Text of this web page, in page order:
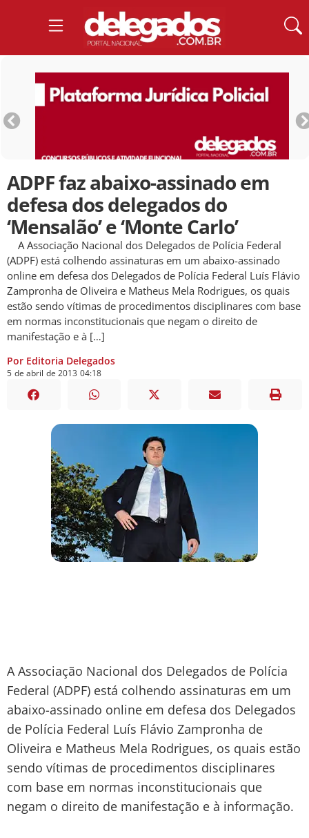
ADPF faz abaixo-assinado em
defesa dos delegados do
‘Mensalão’ e ‘Monte Carlo’
A Associação Nacional dos Delegados de Polícia Federal
(ADPF) está colhendo assinaturas em um abaixo-assinado
online em defesa dos Delegados de Polícia Federal Luís Flávio
Zampronha de Oliveira e Matheus Mela Rodrigues, os quais
estão sendo vítimas de procedimentos disciplinares com base
em normas inconstitucionais que negam o direito de
manifestação e à […]
Por Editoria Delegados
5 de abril de 2013 04:18
A Associação Nacional dos Delegados de Polícia
Federal (ADPF) está colhendo assinaturas em um
abaixo-assinado online em defesa dos Delegados
de Polícia Federal Luís Flávio Zampronha de
Oliveira e Matheus Mela Rodrigues, os quais estão
sendo vítimas de procedimentos disciplinares
com base em normas inconstitucionais que
negam o direito de manifestação e à informação.